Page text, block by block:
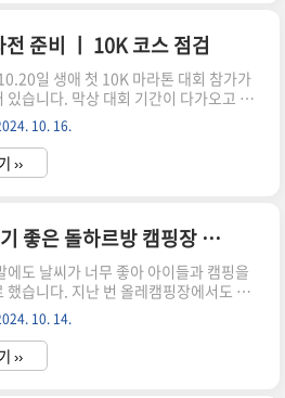
도의 인원이 참가를 하는 대회였고 운동
주차할 공간이 없을 듯 하여,아침 일찍 조
러서 출발을 했습니다. 7시 정도 대회장
착을 하니 플랜카드가 맞이해 주었습니
안은 주차 공간이 없을 듯 해서 바로 앞
녕해수욕장에 주차를 했는데,지질트레
어제부..
준비 ㅣ 10K 코스 점검
일 생애 첫 10K 마라톤 대회 참가가
있습니다. 막상 대회 기간이 다가오고 배
수령을 하고나니,조금씩 긴장이 되기 시
다. 그래서 잠깐 시간적인 여유가 좀 생
코스를 한번 뛰어 보기고 했습니다. 지도
펴본 10K 코스일단 구좌생활체육공원까
니다. 커뮤니티에서 보면 가급적 셔틀 이
좋다라는 의견이 많긴 했는데,자차를 이
금 일찍 가서 몸을 풀면 좋을 것 같다는 생
서 아직도 고민 입니다. 10K 코스는 대회
서 보면 해안도로를 끼고 있어서 경사가
하지는 않을 것 같다는 생각이 들었습니
다 ..
10. 16.
››
제주 아이들과 캠핑하기 좋은 돌하르방 캠핑장 ㅣ D사이트 2번 데크 후기
에도 날씨가 너무 좋아 아이들과 캠핑을
했습니다. 지난 번 올레캠핑장에서도 쉼
놀다 지쳤었는데,이번에는 어린이집 동
만나서 지난 주 보다 더 에너지가 폭발 했
처음으로 불멍을 해보면서 힐링을 할
니다.불멍을 왜 하는지 직접 몸으로 느껴
10. 14.
››